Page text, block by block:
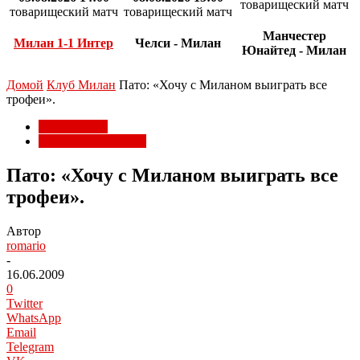
товарищеский матч
Милан 1-1 Интер
товарищеский матч
Челси - Милан
товарищеский матч
Манчестер
Юнайтед - Милан
Домой Клуб Милан Пато: «Хочу с Миланом выиграть все
трофеи».
Пато: «Хочу с Миланом выиграть все
трофеи».
Автор
romario
-
16.06.2009
0
Twitter
WhatsApp
Email
Telegram